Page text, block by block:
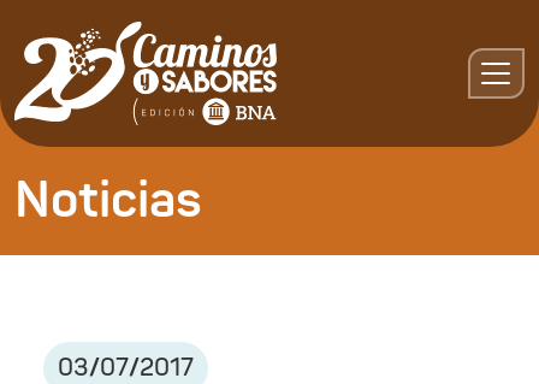
Noticias
03/07/2017